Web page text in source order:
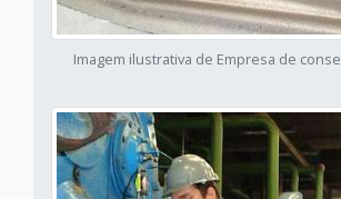
Imagem ilustrativa de Empresa de